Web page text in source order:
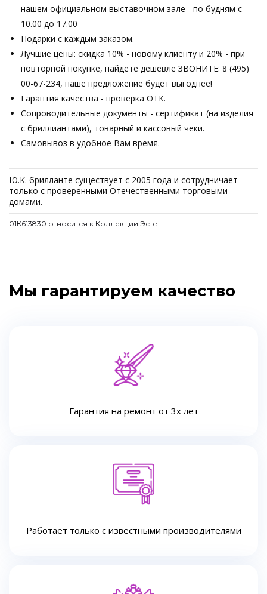
нашем официальном выставочном зале - по будням с
10.00 до 17.00
Подарки с каждым заказом.
Лучшие цены: скидка 10% - новому клиенту и 20% - при
повторной покупке, найдете дешевле ЗВОНИТЕ: 8 (495)
00-67-234, наше предложение будет выгоднее!
Гарантия качества - проверка ОТК.
Сопроводительные документы - сертификат (на изделия
с бриллиантами), товарный и кассовый чеки.
Самовывоз в удобное Вам время.
Ю.К. брилланте существует с 2005 года и сотрудничает
только с проверенными Отечественными торговыми
домами.
01К613830 относится к Коллекции Эстет
Мы гарантируем качество
Гарантия на ремонт от 3х лет
Работает только с известными производителями